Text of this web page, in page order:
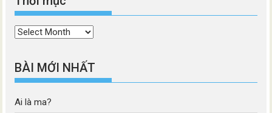
Thời
BÀI MỚI NHẤT
Ai là ma?